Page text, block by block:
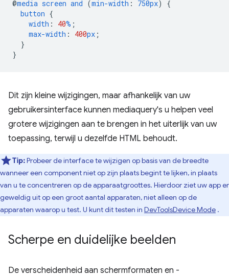
@media screen and (min-width : 750px)
{
button {
width : 40% ;
max-width : 400px ;
}
}
Dit zijn kleine wijzigingen, maar afhankelijk van uw
gebruikersinterface kunnen mediaquery's u helpen veel
grotere wijzigingen aan te brengen in het uiterlijk van uw
toepassing, terwijl u dezelfde HTML behoudt.
Tip:Probeer de interface te wijzigen op basis van de breedte
wanneer een component niet op zijn plaats begint te lijken, in plaats
van u te concentreren op de apparaatgroottes. Hierdoor ziet uw app er
geweldig uit op een groot aantal apparaten, niet alleen op de
apparaten waarop u test. U kunt dit testen in DevToolsDevice Mode .
Scherpe en duidelijke beelden
De verscheidenheid aan schermformaten en -